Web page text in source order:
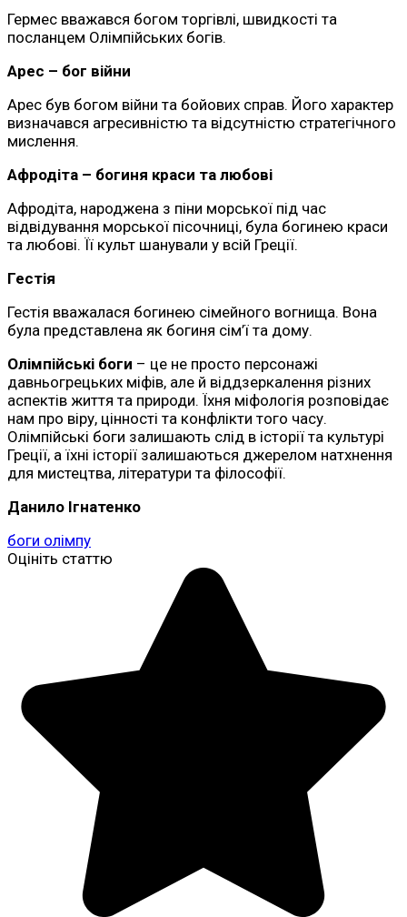
Гермес вважався богом торгівлі, швидкості та
посланцем Олімпійських богів.
Арес – бог війни
Арес був богом війни та бойових справ. Його характер
визначався агресивністю та відсутністю стратегічного
мислення.
Афродіта – богиня краси та любові
Афродіта, народжена з піни морської під час
відвідування морської пісочниці, була богинею краси
та любові. Її культ шанували у всій Греції.
Гестія
Гестія вважалася богинею сімейного вогнища. Вона
була представлена як богиня сім’ї та дому.
Олімпійські боги – це не просто персонажі
давньогрецьких міфів, але й віддзеркалення різних
аспектів життя та природи. Їхня міфологія розповідає
нам про віру, цінності та конфлікти того часу.
Олімпійські боги залишають слід в історії та культурі
Греції, а їхні історії залишаються джерелом натхнення
для мистецтва, літератури та філософії.
Данило Ігнатенко
боги олімпу
Оцініть статтю